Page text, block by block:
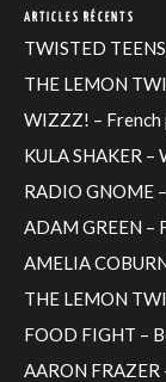
ARTICLES RÉCENTS
TWISTED
THE LEMON
WIZZZ! – French
KULA SHAKER –
RADIO GNOME
ADAM GREEN –
AMELIA
THE LEMON
FOOD FIGHT –
AARON FRAZER